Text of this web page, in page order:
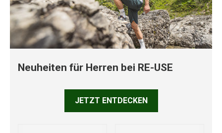
Neuheiten für Herren bei RE-USE
JETZT ENTDECKEN